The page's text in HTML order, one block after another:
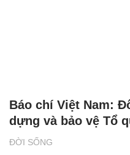
ĐỜI SỐNG
Báo chí Việt Nam:
dựng và bảo vệ Tổ